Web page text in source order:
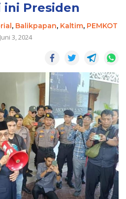
ini Presiden
, Balikpapan, Kaltim, PEMKOT
Juni 3, 2024